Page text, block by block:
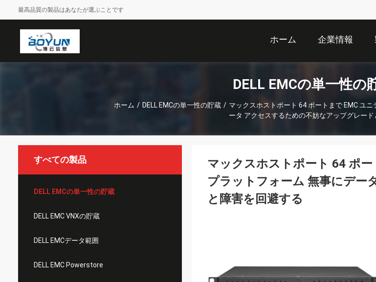
最高品質の製品はあなたが選ぶことです
ホーム 企業情報
DELL EMCの単一性の
ホーム / DELL EMCの単一性の貯蔵 / マックスホストポート 64 ポートまで EMC ユ
ータ アクセスするための不妨なアップグレー
すべての製品
DELL EMCの単一性の貯蔵
DELL EMC VNXの貯蔵
DELL EMCデータ範囲
DELL EMC Powerstore
マックスホストポート 64 ポ
プラットフォーム 無事にデー
と障害を回避する